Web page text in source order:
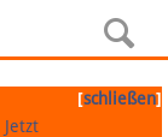
[schließen]
Jetzt